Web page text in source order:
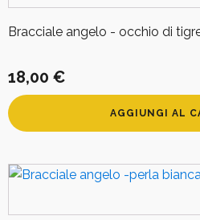
Bracciale angelo - occhio di
18,00 €
AGGIUNGI AL